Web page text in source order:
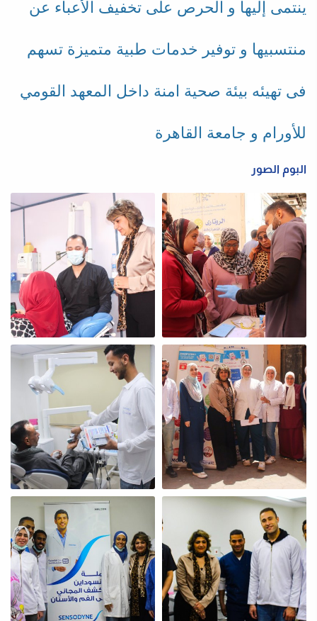
ينتمى إليها و الحرص على تخفيف الأعباء عن
منتسبيها و توفير خدمات طبية متميزة تسهم
فى تهيئه بيئة صحية امنة داخل المعهد القومي
للأورام و جامعة القاهرة
البوم الصور